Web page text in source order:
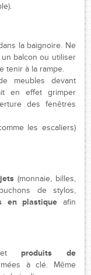
la baignoire. Ne
balcon ou utiliser
tenir à la rampe.
meubles devant
en effet grimper
des fenêtres
les escaliers)
(monnaie, billes,
de stylos,
en plastique afin
et produits de
à clé. Même